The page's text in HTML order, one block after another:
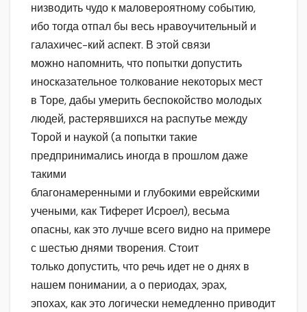
низводить чудо к маловероятному событию,
ибо тогда отпал бы весь нравоучительный и
галахичес-кий аспект. В этой связи
можно напомнить, что попытки допустить
иносказательное толкование некоторых мест
в Торе, дабы умерить беспокойство молодых
людей, растерявшихся на распутье между
Торой и наукой (а попытки такие
предпринимались иногда в прошлом даже
такими
благонамеренными и глубокими еврейскими
учеными, как Тиферет Исроел), весьма
опасны, как это лучше всего видно на примере
с шестью днями творения. Стоит
только допустить, что речь идет не о днях в
нашем понимании, а о периодах, эрах,
эпохах, как это логически немедленно приводит